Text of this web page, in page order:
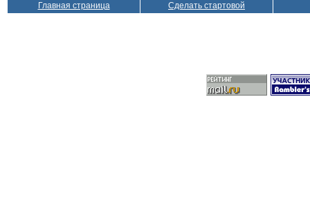
Главная страница Сделать стартовой